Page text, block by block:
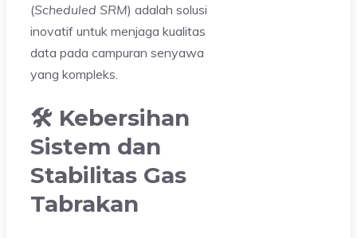
(Scheduled SRM) adalah solusi
inovatif untuk menjaga kualitas
data pada campuran senyawa
yang kompleks.
🛠️ Kebersihan
Sistem dan
Stabilitas Gas
Tabrakan